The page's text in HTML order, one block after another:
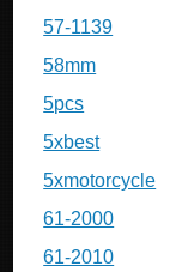
57-1139
58mm
5pcs
5xbest
5xmotorcycle
61-2000
61-2010